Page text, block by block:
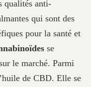
qualités anti-
qui sont des
pour la santé et
se
le marché. Parmi
de CBD. Elle se